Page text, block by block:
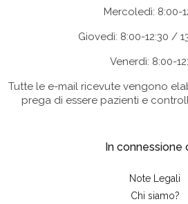
Mercoledì: 8:00-
Giovedì: 8:00-12:30 /
Venerdì: 8:00-
Tutte le e-mail ricevute vengono
prega di essere pazienti e
In connessione
Note Legali
Chi siamo?